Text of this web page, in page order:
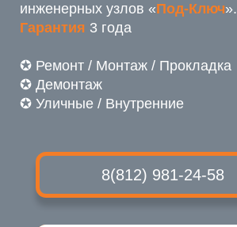
инженерных узлов «Под-Ключ».
Гарантия 3 года
✪ Ремонт / Монтаж / Прокладка
✪ Демонтаж
✪ Уличные / Внутренние
8(812) 981-24-58